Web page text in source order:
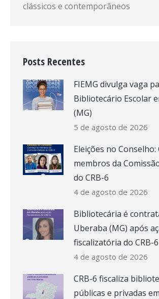
clássicos e contemporâneos
Posts Recentes
FIEMG divulga vaga
Bibliotecário Escolar
(MG)
5 de agosto de 2026
Eleições no Conselho:
membros da
do CRB-6
4 de agosto de 2026
Bibliotecária é
Uberaba (MG) após
fiscalizatória do CRB-6
4 de agosto de 2026
CRB-6 fiscaliza
públicas e privadas